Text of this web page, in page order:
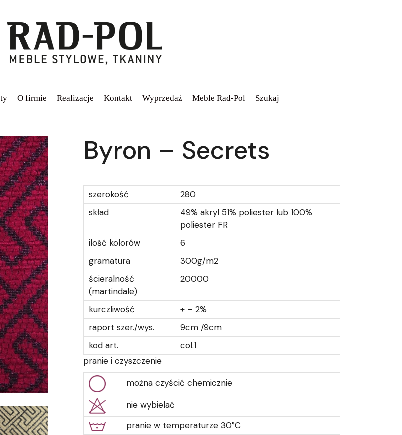
O firmie Realizacje Kontakt Wyprzedaż Meble Rad-Pol Szukaj
Byron – Secrets
szerokość
280
skład
49% akryl 51% poliester lub 100%
poliester FR
ilość kolorów
6
gramatura
300g/m2
ścieralność
(martindale)
20000
kurczliwość
+ – 2%
raport szer./wys.
9cm /9cm
kod art.
col.1
pranie i czyszczenie
można czyścić chemicznie
nie wybielać
pranie w temperaturze 30°C